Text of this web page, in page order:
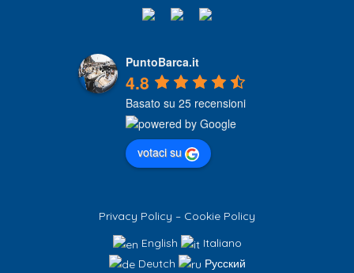
PuntoBarca.it
4.8
Basato su 25 recensioni
votaci su
Privacy Policy – Cookie Policy
English
Italiano
Deutch
Русский